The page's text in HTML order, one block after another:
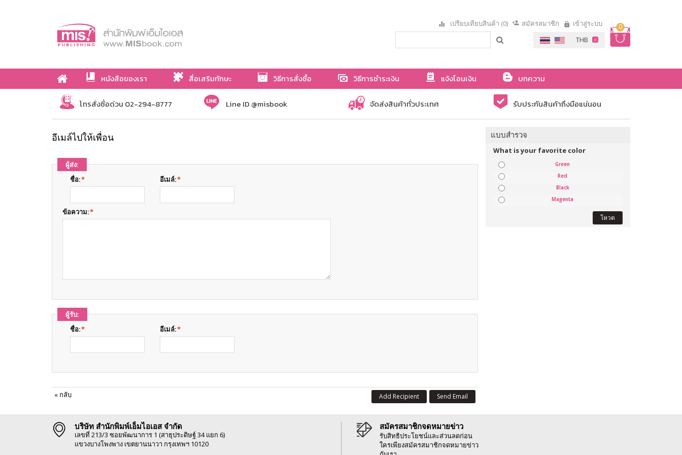
0
เปรียบเทียบสินค้า (0) สมัครสมาชิก เข้าสู่ระบบ
หนังสือของเรา สื่อเสริมทักษะ วิธีการสั่งซื้อ วิธีการชำระเงิน แจ้งโอนเงิน
บทความ
เกี่ยวกับเรา
โทรสั่งซื้อด่วน 02-294-8777 Line ID @misbook จัดส่งสินค้าทั่วประเทศ รับประกันสินค้าถึงมือแน่นอน
อีเมล์ไปให้เพื่อน
ผู้ส่ง:
*
ชื่อ: *
อีเมล์:
*
ข้อความ:
ผู้รับ:
*
ชื่อ: *
อีเมล์:
« กลับ Send Email
Add Recipient
แบบสำรวจ
What is your favorite color
Green
Red
Black
Magenta
โหวต
บริษัท สำนักพิมพ์เอ็มไอเอส จำกัด
เลขที่ 213/3 ซอยพัฒนาการ 1 (สาธุประดิษฐ์ 34 แยก 6)
แขวงบางโพงพาง เขตยานนาวา กรุงเทพฯ 10120
สมัครสมาชิกจดหมายข่าว
รับสิทธิประโยชน์และส่วนลดก่อน
ใครเพียงสมัครสมาชิกจดหมายข่าว